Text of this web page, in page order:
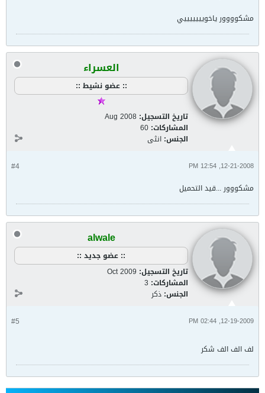
مشكوووور ياخويييييييي
العسراء
:: عضو نشيط ::
تاريخ التسجيل: Aug 2008
المشاركات: 60
الجنس: انثى
#4 12-21-2008, 12:54 PM
مشكووور ...قيد التحميل
alwale
:: عضو جديد ::
تاريخ التسجيل: Oct 2009
المشاركات: 3
الجنس: ذكر
#5 12-19-2009, 02:44 PM
لف الف الف شكر